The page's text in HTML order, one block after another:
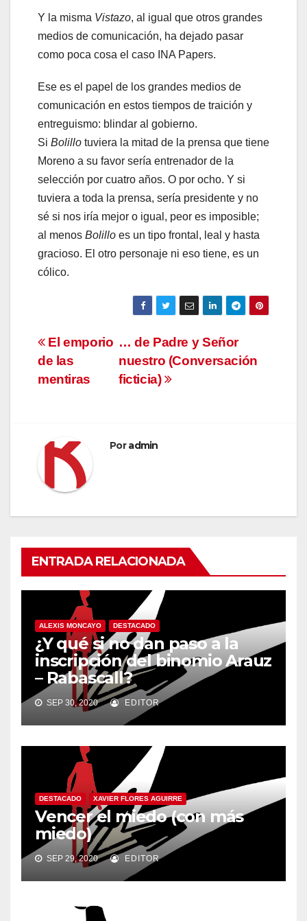
Y la misma Vistazo, al igual que otros grandes
medios de comunicación, ha dejado pasar
como poca cosa el caso INA Papers.
Ese es el papel de los grandes medios de
comunicación en estos tiempos de traición y
entreguismo: blindar al gobierno.
Si Bolillo tuviera la mitad de la prensa que tiene
Moreno a su favor sería entrenador de la
selección por cuatro años. O por ocho. Y si
tuviera a toda la prensa, sería presidente y no
sé si nos iría mejor o igual, peor es imposible;
al menos Bolillo es un tipo frontal, leal y hasta
gracioso. El otro personaje ni eso tiene, es un
cólico.
Navegación
de
entradas
… de Padre y Señor
nuestro (Conversación
ficticia)
El emporio
de las
mentiras
Poradmin
ENTRADA RELACIONADA
ALEXIS MONCAYO DESTACADO
¿Y qué si no dan paso a la
inscripción del binomio Arauz
– Rabascall?
SEP 30, 2020 EDITOR
DESTACADO XAVIER FLORES AGUIRRE
Vencer el miedo (con más
miedo)
SEP 29, 2020 EDITOR